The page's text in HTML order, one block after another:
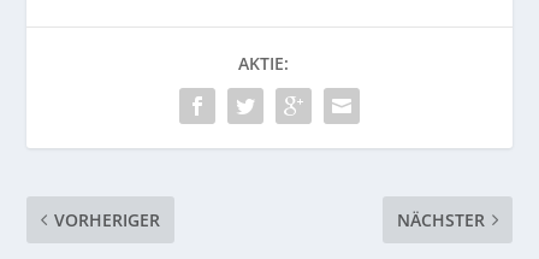
AKTIE:
VORHERIGER NÄCHSTER